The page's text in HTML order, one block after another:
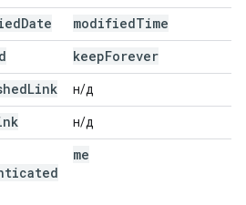
Date modifiedTime
keepForever
Link н/д
н/д
me